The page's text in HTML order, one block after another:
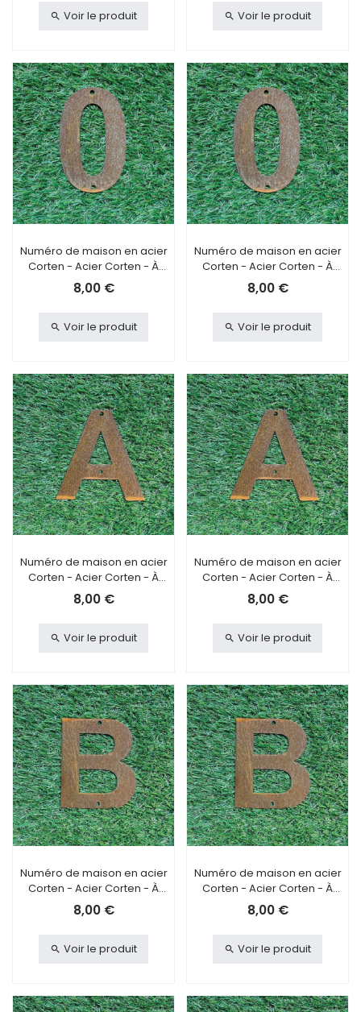
Voir le produit Voir le produit
Numéro de maison en acier
Corten - Acier Corten - À
visser - 0
8,00 €
Voir le produit
Numéro de maison en acier
Corten - Acier Corten - À
coller - 0
8,00 €
Voir le produit
Numéro de maison en acier
Corten - Acier Corten - À
visser - A
8,00 €
Voir le produit
Numéro de maison en acier
Corten - Acier Corten - À
coller - A
8,00 €
Voir le produit
Numéro de maison en acier
Corten - Acier Corten - À
visser - B
8,00 €
Voir le produit
Numéro de maison en acier
Corten - Acier Corten - À
coller - B
8,00 €
Voir le produit